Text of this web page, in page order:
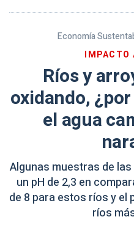
Economía
IMPACTO
Ríos y
oxidando,
el agua
Algunas muestras de
un pH de 2,3 en
de 8 para estos ríos y el
ríos